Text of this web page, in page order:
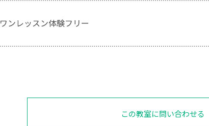
ワンレッスン体験フリー
この教室に問い合わせる